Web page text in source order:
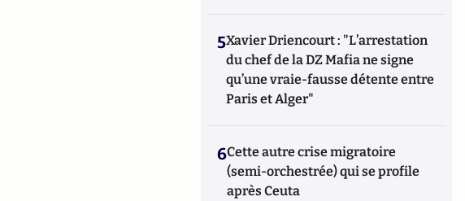
5Xavier Driencourt : "L’arrestation
du chef de la DZ Mafia ne signe
qu’une vraie-fausse détente entre
Paris et Alger"
6Cette autre crise migratoire
(semi-orchestrée) qui se profile
après Ceuta